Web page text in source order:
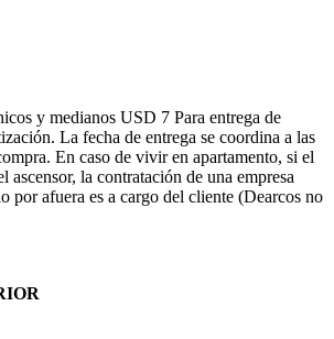
y medianos USD 7 Para entrega de
La fecha de entrega se coordina a las
En caso de vivir en apartamento, si el
ascensor, la contratación de una empresa
por afuera es a cargo del cliente (Dearcos no